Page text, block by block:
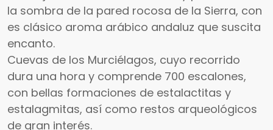
la sombra de la pared rocosa de la Sierra, con
es clásico aroma arábico andaluz que suscita
encanto.
Cuevas de los Murciélagos, cuyo recorrido
dura una hora y comprende 700 escalones,
con bellas formaciones de estalactitas y
estalagmitas, así como restos arqueológicos
de gran interés.